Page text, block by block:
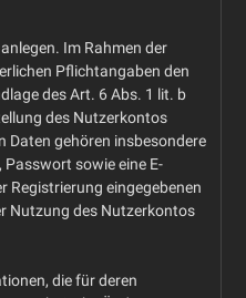
Im Rahmen der
Pflichtangaben den
des Art. 6 Abs. 1 lit. b
des Nutzerkontos
Daten gehören insbesondere
sowie eine E-
Registrierung eingegebenen
Nutzung des Nutzerkontos
die für deren